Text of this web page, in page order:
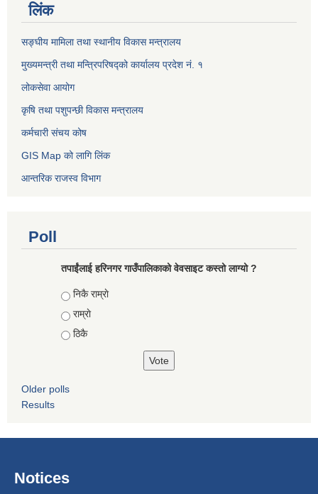
लिंक
सङ्घीय मामिला तथा स्थानीय विकास मन्त्रालय
मुख्यमन्त्री तथा मन्त्रिपरिषद्को कार्यालय प्रदेश नं. १
लोकसेवा आयोग ​​​​
कृषि तथा पशुपन्छी विकास मन्त्रालय
कर्मचारी संचय कोष
GIS Map को लागि लिंक
आन्तरिक राजस्व विभाग
Poll
तपाईंलाई हरिनगर गाउँपालिकाको वेवसाइट कस्तो लाग्यो ?
Choices
निकै राम्राे
राम्राे
ठिकै
Older polls
Results
Notices